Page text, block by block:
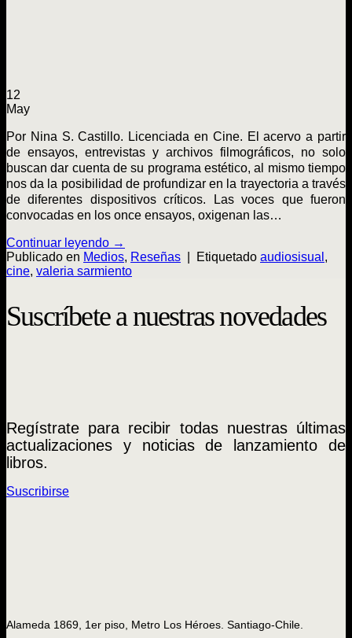
12
May
Por Nina S. Castillo. Licenciada en Cine. El acervo a partir
de ensayos, entrevistas y archivos filmográficos, no solo
buscan dar cuenta de su programa estético, al mismo tiempo
nos da la posibilidad de profundizar en la trayectoria a través
de diferentes dispositivos críticos. Las voces que fueron
convocadas en los once ensayos, oxigenan las…
Continuar leyendo →
Publicado en Medios, Reseñas Etiquetado audiosisual ,
cine, valeria sarmiento
Suscríbete a nuestras novedades
Regístrate para recibir todas nuestras últimas
actualizaciones y noticias de lanzamiento de
libros.
Suscribirse
Alameda 1869, 1er piso, Metro Los Héroes. Santiago-Chile.